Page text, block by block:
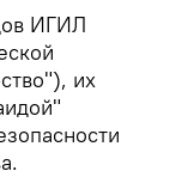
ИГИЛ
их